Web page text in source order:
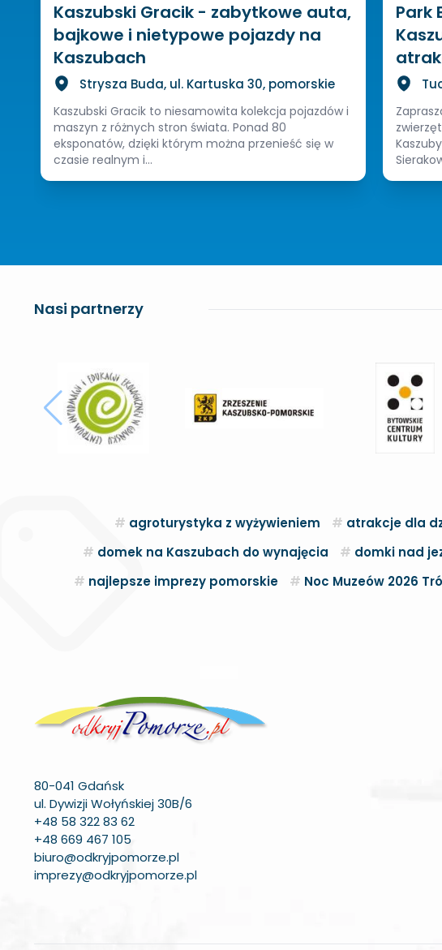
Kaszubski Gracik - zabytkowe auta,
bajkowe i nietypowe pojazdy na
Kaszubach
Strysza Buda, ul. Kartuska 30, pomorskie
Kaszubski Gracik to niesamowita kolekcja pojazdów i
maszyn z różnych stron świata. Ponad 80
eksponatów, dzięki którym można przenieść się w
czasie realnym i...
Park
Nasi partnerzy
agroturystyka z wyżywieniem atrakcje dla
domek na Kaszubach do wynajęcia
domki nad
najlepsze imprezy pomorskie
Noc Muzeów 2026
80-041 Gdańsk
ul. Dywizji Wołyńskiej 30B/6
+48 58 322 83 62
+48 669 467 105
biuro@odkryjpomorze.pl
imprezy@odkryjpomorze.pl